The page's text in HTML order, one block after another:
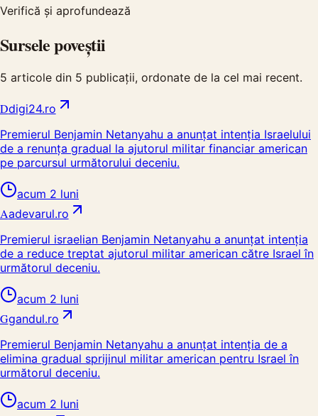
Verifică și aprofundează
Sursele poveștii
5 articole din 5 publicații, ordonate de la cel mai recent.
Ddigi24.ro
Premierul Benjamin Netanyahu a anunțat intenția Israelului
de a renunța gradual la ajutorul militar financiar american
pe parcursul următorului deceniu.
acum 2 luni
Aadevarul.ro
Premierul israelian Benjamin Netanyahu a anunțat intenția
de a reduce treptat ajutorul militar american către Israel în
următorul deceniu.
acum 2 luni
Ggandul.ro
Premierul Benjamin Netanyahu a anunțat intenția de a
elimina gradual sprijinul militar american pentru Israel în
următorul deceniu.
acum 2 luni